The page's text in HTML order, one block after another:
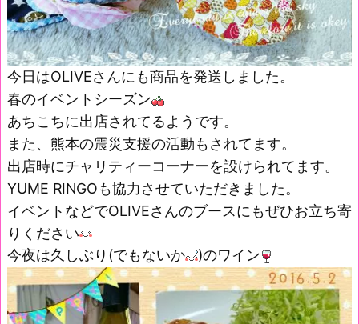
今日はOLIVEさんにも商品を発送しました。
春のイベントシーズン
あちこちに出店されてるようです。
また、熊本の震災支援の活動もされてます。
出店時にチャリティーコーナーを設けられてます。
YUME RINGOも協力させていただきました。
イベントなどでOLIVEさんのブースにもぜひお立ち寄
りください
今夜は久しぶり(でもないか
)のワイン